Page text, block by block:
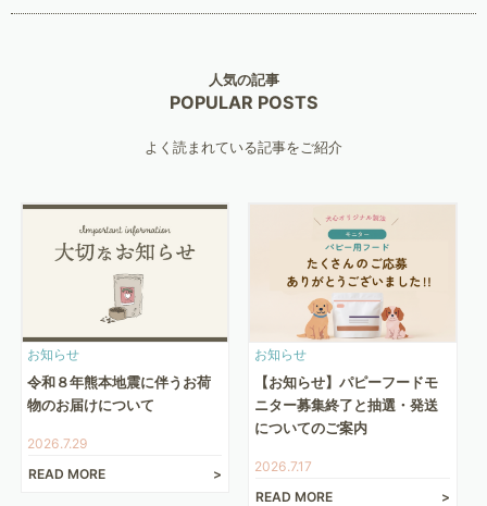
人気の記事
POPULAR POSTS
よく読まれている記事をご紹介
お知らせ
令和８年熊本地震に伴うお荷
物のお届けについて
2026.7.29
READ MORE
お知らせ
【お知らせ】パピーフードモ
ニター募集終了と抽選・発送
についてのご案内
2026.7.17
READ MORE